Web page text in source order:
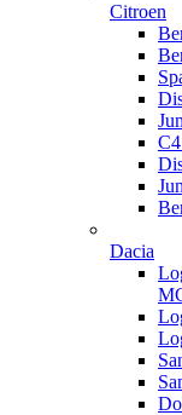
Citroen
Dacia